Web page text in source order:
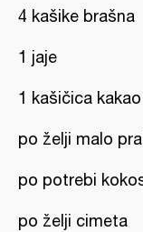
4 kašike brašna
1 jaje
1 kašičica
po želji malo
po potrebi
po želji cimeta